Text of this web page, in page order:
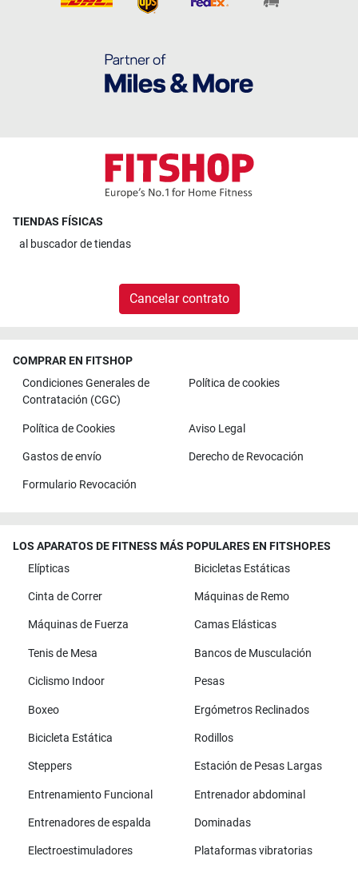
TIENDAS FÍSICAS
al buscador de tiendas
Cancelar contrato
COMPRAR EN FITSHOP
Condiciones Generales de
Contratación (CGC)
Política de cookies
Política de Cookies Aviso Legal
Gastos de envío Derecho de Revocación
Formulario Revocación
LOS APARATOS DE FITNESS MÁS POPULARES EN FITSHOP.ES
Elípticas
Bicicletas Estáticas
Cinta de Correr Máquinas de Remo
Máquinas de Fuerza Camas Elásticas
Tenis de Mesa Bancos de Musculación
Ciclismo Indoor Pesas
Boxeo Ergómetros Reclinados
Bicicleta Estática Rodillos
Steppers Estación de Pesas Largas
Entrenamiento Funcional Entrenador abdominal
Entrenadores de espalda Dominadas
Electroestimuladores Plataformas vibratorias